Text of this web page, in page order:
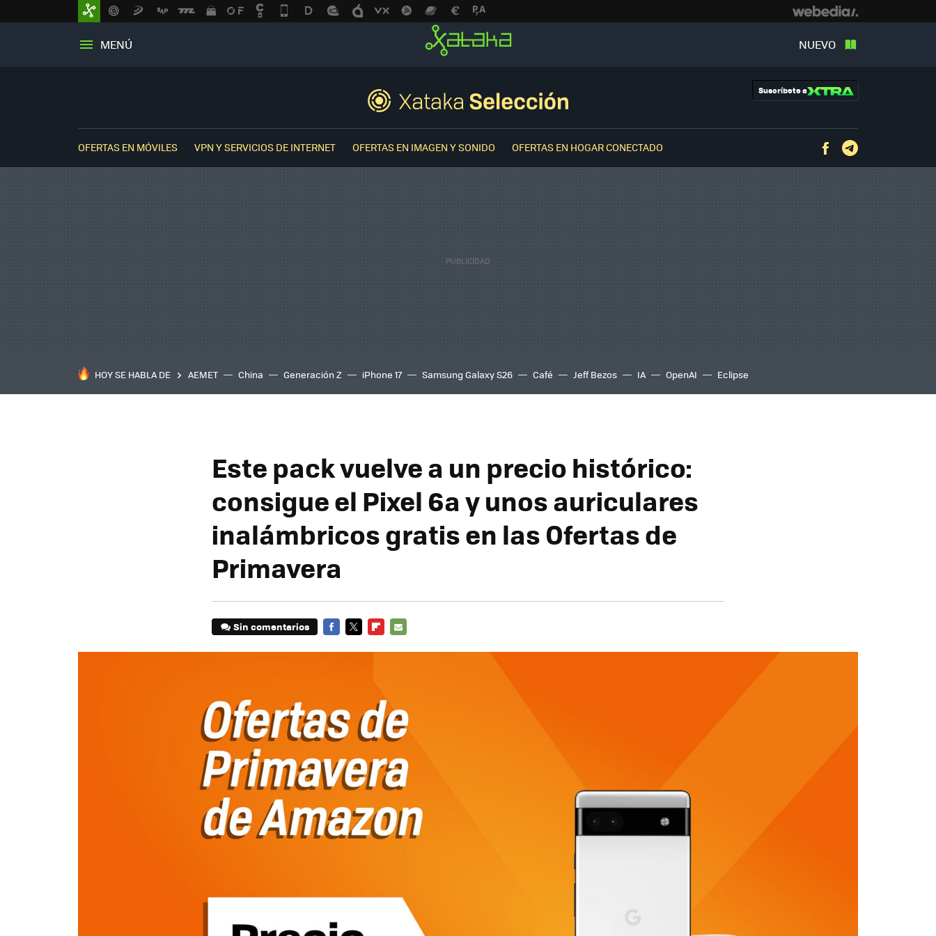
MENÚ NUEVO
Suscríbete a
OFERTAS EN MÓVILES VPN Y SERVICIOS DE INTERNET OFERTAS EN IMAGEN Y SONIDO OFERTAS EN HOGAR CONECTADO Facebook
HOY SE HABLA DE AEMET China Generación Z iPhone 17 Samsung Galaxy S26 Café Jeff Bezos IA OpenAI Eclipse
Este pack vuelve a un precio histórico:
consigue el Pixel 6a y unos auriculares
inalámbricos gratis en las Ofertas de
Primavera
Sin comentarios